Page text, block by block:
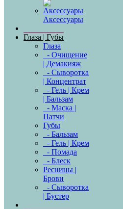
Аксессуары
Глаза | Губы
Глаза
- Очищение
| Демакияж
- Сыворотка
| Концентрат
- Гель | Крем
| Бальзам
- Маска |
Патчи
Губы
- Бальзам
- Гель | Крем
- Помада
- Блеск
Ресницы |
Брови
- Сыворотка
| Бустер